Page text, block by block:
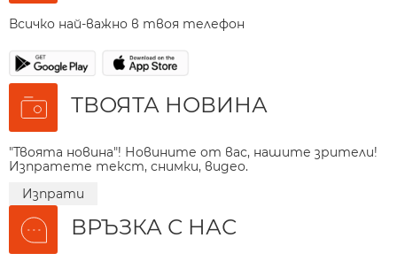
Всичко най-важно в твоя телефон
ТВОЯТА НОВИНА
"Твоята новина"! Новините от вас, нашите зрители!
Изпратете текст, снимки, видео.
Изпрати
ВРЪЗКА С НАС